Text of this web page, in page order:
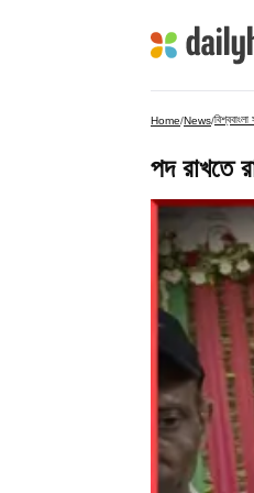
Home/News/বিশ্ববাংলা
পদ রাখতে